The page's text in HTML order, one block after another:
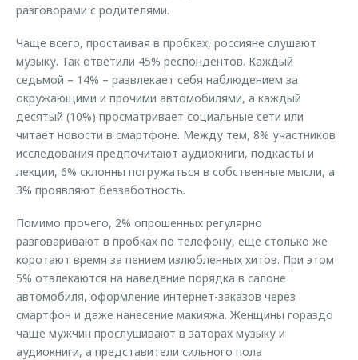
разговорами с родителями.
Чаще всего, простаивая в пробках, россияне слушают
музыку. Так ответили 45% респондентов. Каждый
седьмой – 14% – развлекает себя наблюдением за
окружающими и прочими автомобилями, а каждый
десятый (10%) просматривает социальные сети или
читает новости в смартфоне. Между тем, 8% участников
исследования предпочитают аудиокниги, подкасты и
лекции, 6% склонны погружаться в собственные мысли, а
3% проявляют беззаботность.
Помимо прочего, 2% опрошенных регулярно
разговаривают в пробках по телефону, еще столько же
коротают время за пением излюбленных хитов. При этом
5% отвлекаются на наведение порядка в салоне
автомобиля, оформление интернет-заказов через
смартфон и даже нанесение макияжа. Женщины гораздо
чаще мужчин прослушивают в заторах музыку и
аудиокниги, а представители сильного пола